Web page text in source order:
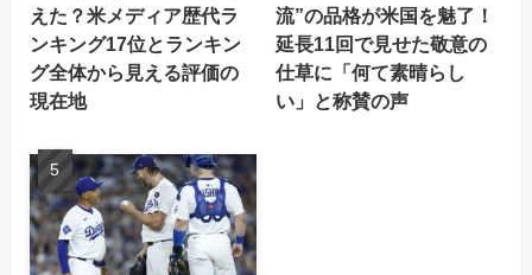
えた？米メディア歴代ラ
ンキング17位とランキン
グ全体から見える評価の
現在地
流”の品格が米国を魅了！
延長11回で見せた敬意の
仕草に「何て素晴らし
い」と称賛の声